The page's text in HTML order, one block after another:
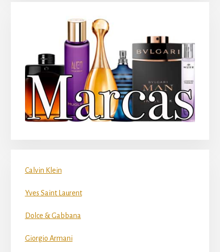
Calvin Klein
Yves Saint Laurent
Dolce & Gabbana
Giorgio Armani